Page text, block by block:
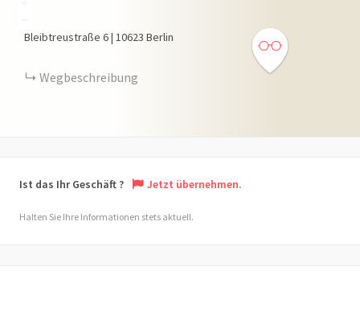
Bleibtreustraße 6| 10623 Berlin
Wegbeschreibung
Ist das Ihr Geschäft ? Jetzt übernehmen.
Halten Sie Ihre Informationen stets aktuell.